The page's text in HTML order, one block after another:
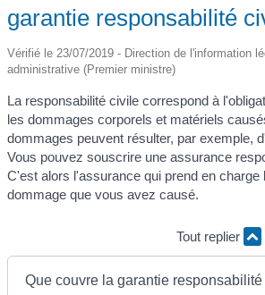
garantie responsabilité
Vérifié le 23/07/2019 - Direction de l'information
administrative (Premier ministre)
La responsabilité civile correspond à
les dommages corporels et matériels
dommages peuvent résulter, par exemple,
Vous pouvez souscrire une assurance
C'est alors l'assurance qui prend en charge
dommage que vous avez causé.
Tout replier
Que couvre la garantie